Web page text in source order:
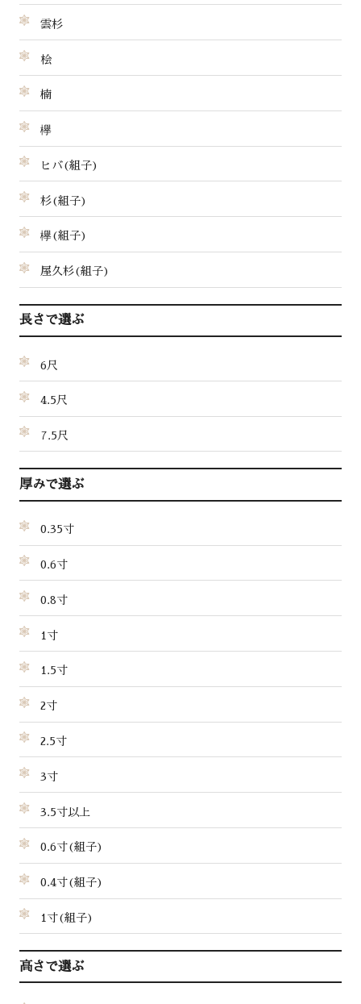
雲杉
桧
楠
欅
ヒバ(組子)
杉(組子)
欅(組子)
屋久杉(組子)
長さで選ぶ
6尺
4.5尺
7.5尺
厚みで選ぶ
0.35寸
0.6寸
0.8寸
1寸
1.5寸
2寸
2.5寸
3寸
3.5寸以上
0.6寸(組子)
0.4寸(組子)
1寸(組子)
高さで選ぶ